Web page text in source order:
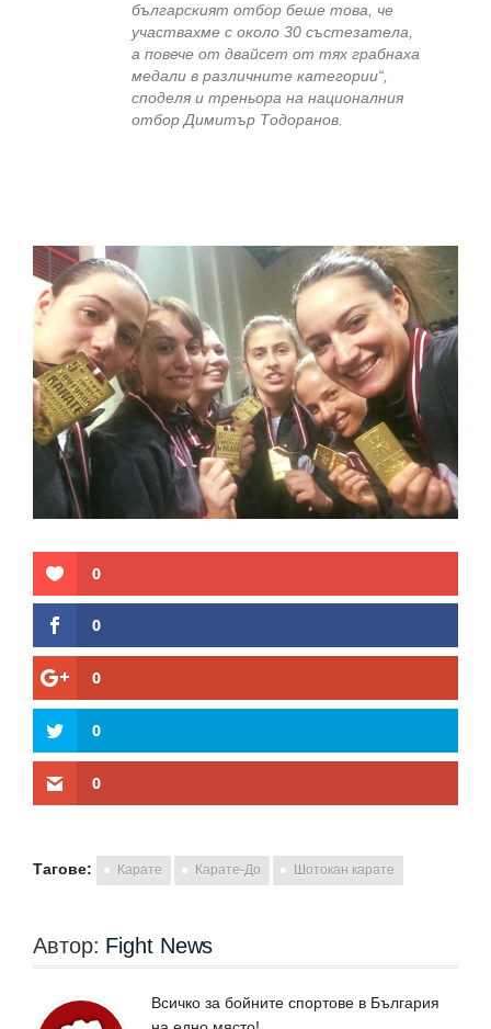
българският отбор беше това, че
участвахме с около 30 състезатела,
а повече от двайсет от тях грабнаха
медали в различните категории“,
споделя и треньора на националния
отбор Димитър Тодоранов.
0
0
0
0
0
Тагове: Карате Карате-До Шотокан карате
Автор: Fight News
Всичко за бойните спортове в България